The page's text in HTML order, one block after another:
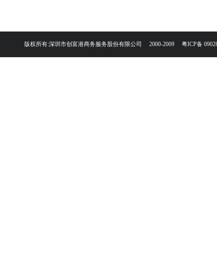
版权所有:深圳市创富港商务服务股份有限公司 2000-2009 粤ICP备